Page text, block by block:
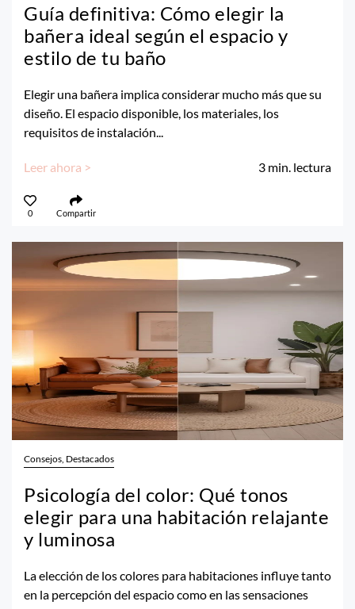
Guía definitiva: Cómo elegir la
bañera ideal según el espacio y
estilo de tu baño
Elegir una bañera implica considerar mucho más que su
diseño. El espacio disponible, los materiales, los
requisitos de instalación...
Leer ahora > 3 min. lectura
0 Compartir
Consejos, Destacados
Psicología del color: Qué tonos
elegir para una habitación relajante
y luminosa
La elección de los colores para habitaciones influye tanto
en la percepción del espacio como en las sensaciones